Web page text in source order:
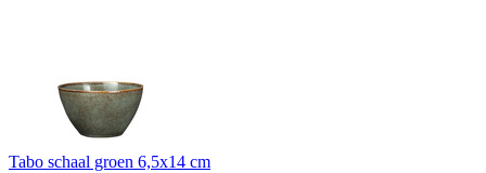
Tabo schaal groen 6,5x14 cm